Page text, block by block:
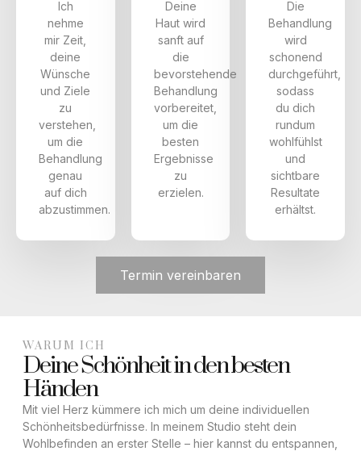
Ich
nehme
mir Zeit,
deine
Wünsche
und Ziele
zu
verstehen,
um die
Behandlung
genau
auf dich
abzustimmen.
Deine
Haut wird
sanft auf
die
bevorstehende
Behandlung
vorbereitet,
um die
besten
Ergebnisse
zu
erzielen.
Die
Behandlung
wird
schonend
durchgeführt,
sodass
du dich
rundum
wohlfühlst
und
sichtbare
Resultate
erhältst.
Termin vereinbaren
WARUM ICH
Deine Schönheit in den besten
Händen
Mit viel Herz kümmere ich mich um deine individuellen
Schönheitsbedürfnisse. In meinem Studio steht dein
Wohlbefinden an erster Stelle – hier kannst du entspannen,